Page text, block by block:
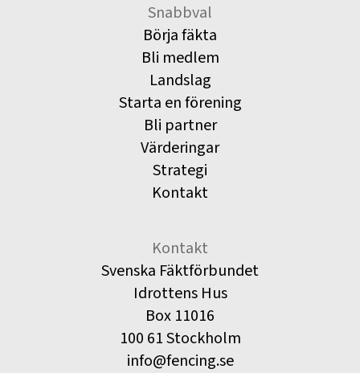
Snabbval
Börja fäkta
Bli medlem
Landslag
Starta en förening
Bli partner
Värderingar
Strategi
Kontakt
Kontakt
Svenska Fäktförbundet
Idrottens Hus
Box 11016
100 61 Stockholm
info@fencing.se